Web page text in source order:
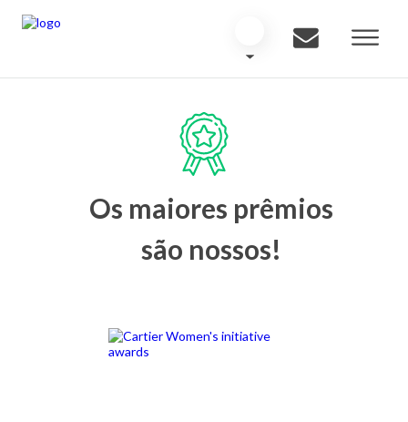
Os maiores prêmios
são nossos!